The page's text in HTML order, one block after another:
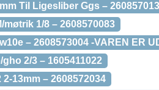
Til Ligesliber Ggs –
1/8 – 2608570083
– 2608573004 -VAREN ER
2/3 – 1605411022
13mm – 2608572034